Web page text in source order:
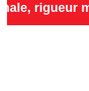
maximale